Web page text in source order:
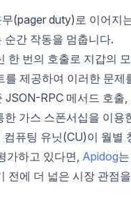
(pager duty)로 이어지
간 작동을 멈춥니다.
한 번의 호출로 지갑의
제공하여 이러한 문제
JSON-RPC 메서드 호출,
가스 스폰서십을 이용
퓨팅 유닛(CU)이 월별
하고 있다면, Apidog는
전에 더 넓은 시장 관점을